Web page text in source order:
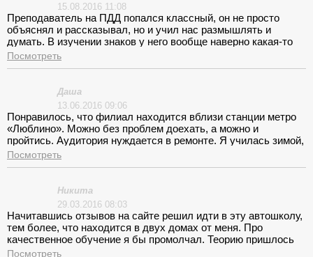
15.08.2016 11:08
Преподаватель на ПДД попался классный, он не просто
объяснял и рассказывал, но и учил нас размышлять и
думать. В изучении знаков у него вообще наверно какая-то
своя технология, потому что заучивать ничего не пришлось,
а знаки я знаю.
Посмотреть
Даша
13.06.2016 09:06
Понравилось, что филиал находится вблизи станции метро
«Люблино». Можно без проблем доехать, а можно и
пройтись. Аудитория нуждается в ремонте. Я училась зимой,
в классе было очень холодно и сильно сквозило. На
освещении сильно экономили. Книги мне не достались, хотя
нам, и обещали, но не рассчитали своих сил и не подумали,
как выкатать такую большую группу. «Удобное» время
быстро закончилось, приходилось договариваться между
собой.
Посмотреть
Никита
29.03.2016 08:03
Начитавшись отзывов на сайте решил идти в эту автошколу,
тем более, что находится в двух домах от меня. Про
качественное обучение я бы промолчал. Теорию пришлось
осваивать самому. У меня впечатление, что теоретик и сам
Посмотреть